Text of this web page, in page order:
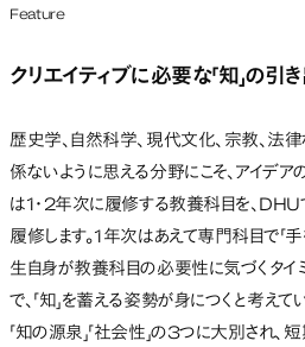
Feature
クリエイティブに必要な「知」の引
歴史学、自然科学、現代文化、宗教、法
係ないように思える分野にこそ、アイデア
は1・2年次に履修する教養科目を、
履修します。1年次はあえて専門科目で「
生自身が教養科目の必要性に気づくタイ
で、「知」を蓄える姿勢が身につくと考えて
「知の源泉」「社会性」の3つに大別され